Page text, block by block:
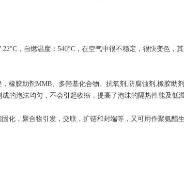
，自燃温度：540°C，在空气中很不稳定，很快变色
橡胶助剂MMB、多羟基化合物、抗氧剂,防腐蚀剂,橡胶助剂
的泡沫均匀，不会引起收缩，提高了泡沫的隔热性能及低
化，聚合物引发，交联，扩链和封端等，又可用作聚氨酯生